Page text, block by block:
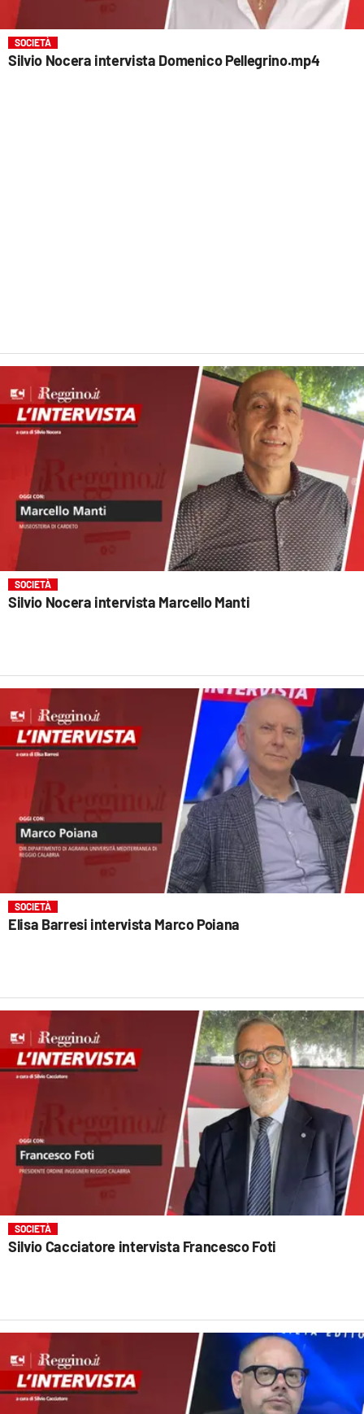
SOCIETÀ
Silvio Nocera intervista Domenico Pellegrino.mp4
SOCIETÀ
Silvio Nocera intervista Marcello Manti
SOCIETÀ
Elisa Barresi intervista Marco Poiana
SOCIETÀ
Silvio Cacciatore intervista Francesco Foti